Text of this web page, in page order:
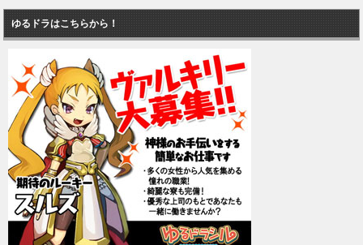
ゆるドラはこちらから！